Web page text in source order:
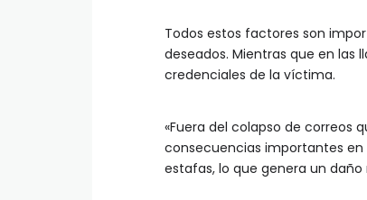
Todos estos factores son
deseados. Mientras que en las
credenciales de la víctima.
«Fuera del colapso de correos
consecuencias importantes en
estafas, lo que genera un